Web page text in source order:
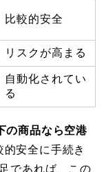
比較的安全
リスクが高まる
自動化されてい
る
の商品なら空港
的安全に手続き
であれば、この